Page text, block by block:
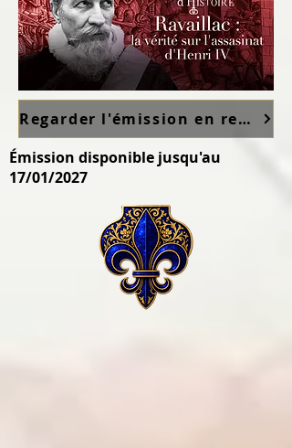
Regarder l'émission en replay sur France TV ici
Émission disponible jusqu'au
17/01/2027